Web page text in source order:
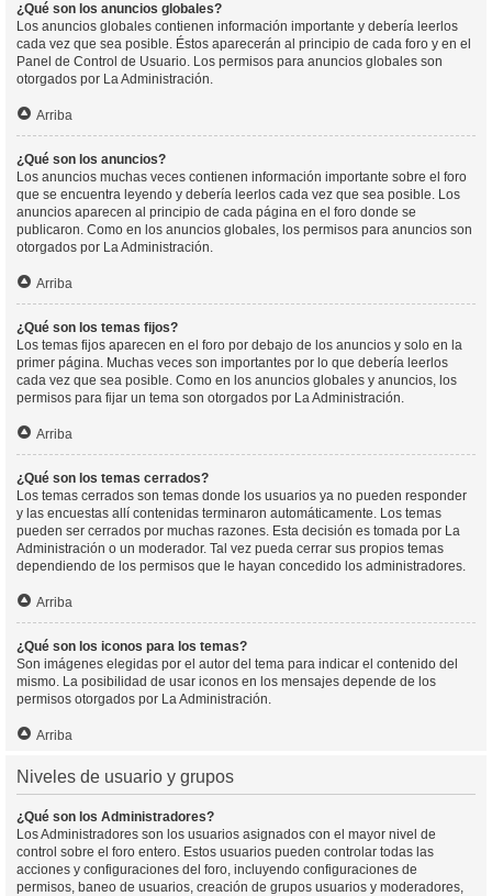
¿Qué son los anuncios globales?
Los anuncios globales contienen información importante y debería leerlos
cada vez que sea posible. Éstos aparecerán al principio de cada foro y en el
Panel de Control de Usuario. Los permisos para anuncios globales son
otorgados por La Administración.
Arriba
¿Qué son los anuncios?
Los anuncios muchas veces contienen información importante sobre el foro
que se encuentra leyendo y debería leerlos cada vez que sea posible. Los
anuncios aparecen al principio de cada página en el foro donde se
publicaron. Como en los anuncios globales, los permisos para anuncios son
otorgados por La Administración.
Arriba
¿Qué son los temas fijos?
Los temas fijos aparecen en el foro por debajo de los anuncios y solo en la
primer página. Muchas veces son importantes por lo que debería leerlos
cada vez que sea posible. Como en los anuncios globales y anuncios, los
permisos para fijar un tema son otorgados por La Administración.
Arriba
¿Qué son los temas cerrados?
Los temas cerrados son temas donde los usuarios ya no pueden responder
y las encuestas allí contenidas terminaron automáticamente. Los temas
pueden ser cerrados por muchas razones. Esta decisión es tomada por La
Administración o un moderador. Tal vez pueda cerrar sus propios temas
dependiendo de los permisos que le hayan concedido los administradores.
Arriba
¿Qué son los iconos para los temas?
Son imágenes elegidas por el autor del tema para indicar el contenido del
mismo. La posibilidad de usar iconos en los mensajes depende de los
permisos otorgados por La Administración.
Arriba
Niveles de usuario y grupos
¿Qué son los Administradores?
Los Administradores son los usuarios asignados con el mayor nivel de
control sobre el foro entero. Estos usuarios pueden controlar todas las
acciones y configuraciones del foro, incluyendo configuraciones de
permisos, baneo de usuarios, creación de grupos usuarios y moderadores,